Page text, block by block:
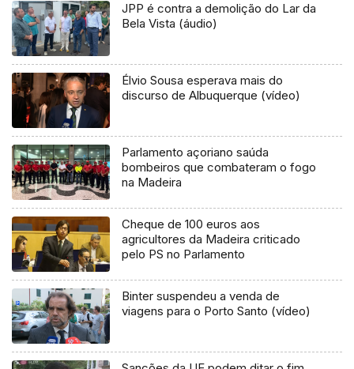
JPP é contra a demolição do Lar da
Bela Vista (áudio)
Élvio Sousa esperava mais do
discurso de Albuquerque (vídeo)
Parlamento açoriano saúda
bombeiros que combateram o fogo
na Madeira
Cheque de 100 euros aos
agricultores da Madeira criticado
pelo PS no Parlamento
Binter suspendeu a venda de
viagens para o Porto Santo (vídeo)